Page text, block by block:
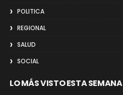
POLITICA
REGIONAL
SALUD
SOCIAL
LO MÁS VISTO ESTA SEMANA